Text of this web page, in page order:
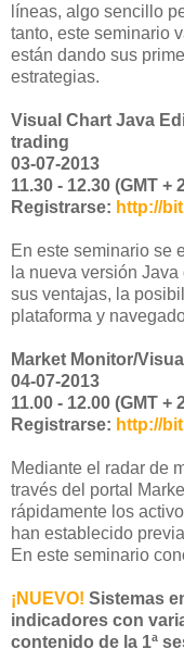
líneas, algo sencillo
tanto, este seminario
están dando sus
estrategias.
Visual Chart Java
trading
03-07-2013
11.30 - 12.30 (GMT +
Registrarse: http://
En este seminario se
la nueva versión
sus ventajas, la
plataforma y
Market Monitor/
04-07-2013
11.00 - 12.00 (GMT +
Registrarse: http://
Mediante el radar de
través del portal
rápidamente los
han establecido
En este seminario
¡NUEVO! Sistemas
indicadores con
contenido de la 1ª